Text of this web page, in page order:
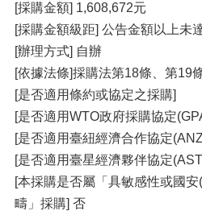
[採購金額] 1,608,672元
[採購金額級距] 公告金額以上未
[辦理方式] 自辦
[依據法條]採購法第18條、第19
[是否適用條約或協定之採購]
[是否適用WTO政府採購協定
[是否適用臺紐經濟合作協定
[是否適用臺星經濟夥伴協定
[本採購是否屬「具敏感性或國
疇」採購] 否